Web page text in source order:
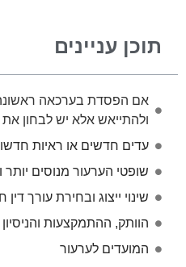
תוכן עניינים
אם הפסדת בערכאה ראשונה
ולהתייאש אלא יש לבחון את
עדים חדשים או ראיות
שופטי הערעור מנוסים יותר
שינוי ייצוג ובחירת עורך
הוותק, ההתמקצעות
המועדים לערעור